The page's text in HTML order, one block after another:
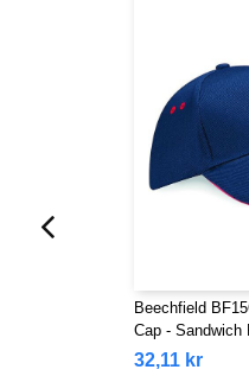
Beechfield
Cap - Sandwich
32,11 kr